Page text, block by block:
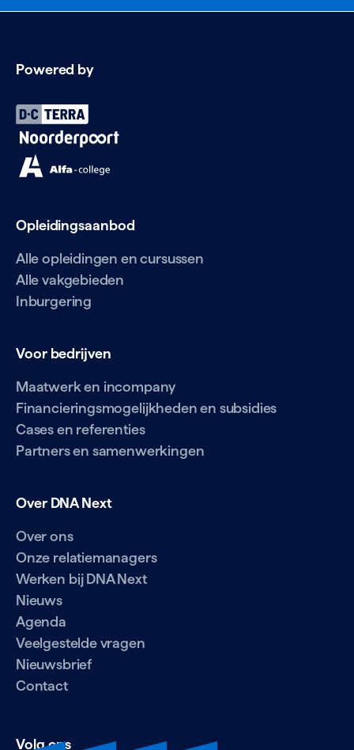
Powered by
Opleidingsaanbod
Alle opleidingen en cursussen
Alle vakgebieden
Inburgering
Voor bedrijven
Maatwerk en incompany
Financieringsmogelijkheden en subsidies
Cases en referenties
Partners en samenwerkingen
Over DNA Next
Over ons
Onze relatiemanagers
Werken bij DNA Next
Nieuws
Agenda
Veelgestelde vragen
Nieuwsbrief
Contact
Volg ons